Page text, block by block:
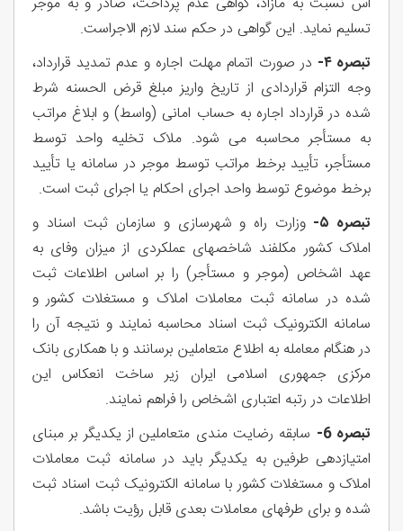
تسلیم نماید. این گواهی در حکم سند لازم الاجراست.
تبصره ۴-
در صورت اتمام مهلت اجاره و عدم تمدید قرارداد،
وجه التزام قراردادی از تاریخ واریز مبلغ قرض الحسنه شرط
شده در قرارداد اجاره به حساب امانی (واسط) و ابلاغ مراتب
به مستأجر محاسبه می شود. ملاک تخلیه واحد توسط
مستأجر، تأیید برخط مراتب توسط موجر در سامانه یا تأیید
برخط موضوع توسط واحد اجرای احکام یا اجرای ثبت است.
تبصره ۵-
وزارت راه و شهرسازی و سازمان ثبت اسناد و
املاک کشور مکلفند شاخصهای عملکردی از میزان وفای به
عهد اشخاص (موجر و مستأجر) را بر اساس اطلاعات ثبت
شده در سامانه ثبت معاملات املاک و مستغلات کشور و
سامانه الکترونیک ثبت اسناد محاسبه نمایند و نتیجه آن را
در هنگام معامله به اطلاع متعاملین برسانند و با همکاری بانک
مرکزی جمهوری اسلامی ایران زیر ساخت انعکاس این
اطلاعات در رتبه اعتباری اشخاص را فراهم نمایند.
تبصره 6-
سابقه رضایت مندی متعاملین از یکدیگر بر مبنای
امتیازدهی طرفین به یکدیگر باید در سامانه ثبت معاملات
املاک و مستغلات کشور با سامانه الکترونیک ثبت اسناد ثبت
شده و برای طرفهای معاملات بعدی قابل رؤیت باشد.